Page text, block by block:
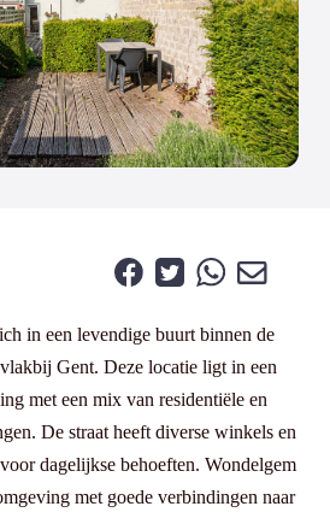
in een levendige buurt binnen de
Gent. Deze locatie ligt in een
met een mix van residentiële en
De straat heeft diverse winkels en
dagelijkse behoeften. Wondelgem
met goede verbindingen naar